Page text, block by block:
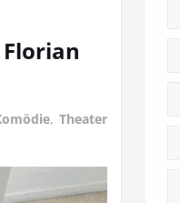
, Theater